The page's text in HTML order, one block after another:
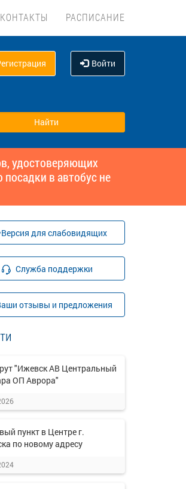
КОНТАКТЫ РАСПИСАНИЕ
Войти
удостоверяющих
в автобус не
Версия для слабовидящих
Служба поддержки
отзывы и предложения
"Ижевск АВ Центральный
ОП Аврора"
пункт в Центре г.
по новому адресу